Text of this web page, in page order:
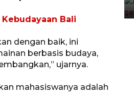
Bali
dengan baik, ini
berbasis budaya,
ujarnya.
mahasiswanya adalah
akan bertemu
2026